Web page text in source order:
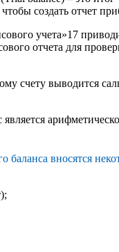
создать отчет
учета»17
отчета для
счету выводится
баланса вносятся